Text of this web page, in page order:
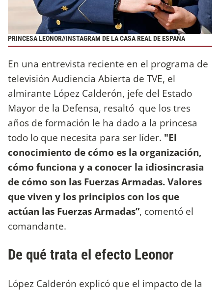
PRINCESA LEONOR//INSTAGRAM DE LA CASA REAL DE ESPAÑA
En una entrevista reciente en el programa de
televisión Audiencia Abierta de TVE, el
almirante López Calderón, jefe del Estado
Mayor de la Defensa, resaltó que los tres
años de formación le ha dado a la princesa
todo lo que necesita para ser líder. "El
conocimiento de cómo es la organización,
cómo funciona y a conocer la idiosincrasia
de cómo son las Fuerzas Armadas. Valores
que viven y los principios con los que
actúan las Fuerzas Armadas”, comentó el
comandante.
De qué trata el efecto Leonor
López Calderón explicó que el impacto de la